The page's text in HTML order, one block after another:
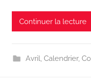
Continuer la lecture
Avril, Calendrier,